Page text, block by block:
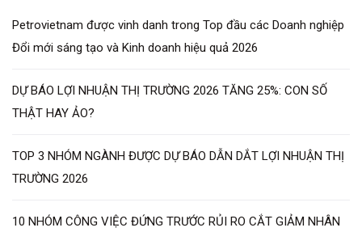
Petrovietnam được vinh danh trong Top đầu các Doanh nghiệp
Đổi mới sáng tạo và Kinh doanh hiệu quả 2026
DỰ BÁO LỢI NHUẬN THỊ TRƯỜNG 2026 TĂNG 25%: CON SỐ
THẬT HAY ẢO?
TOP 3 NHÓM NGÀNH ĐƯỢC DỰ BÁO DẪN DẮT LỢI NHUẬN THỊ
TRƯỜNG 2026
10 NHÓM CÔNG VIỆC ĐỨNG TRƯỚC RỦI RO CẮT GIẢM NHÂN